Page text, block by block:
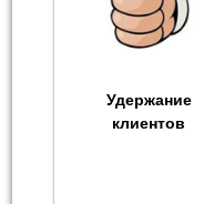
Удержание
клиентов